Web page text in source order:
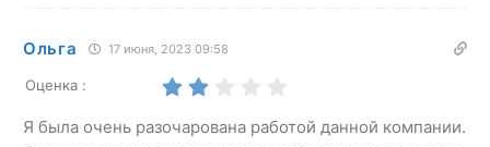
Ольга 17 июня, 2023 09:58
Оценка :
Я была очень разочарована работой данной компании.